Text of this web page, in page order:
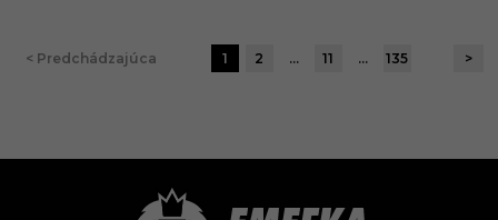
< Predchádzajúca 1 2 … 11 … 135 >